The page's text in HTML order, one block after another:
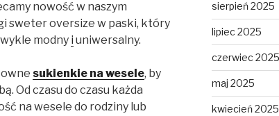
nowość w naszym
sweter oversize w paski, który
modny i uniwersalny.
sukienkie na wesele, by
Od czasu do czasu każda
na wesele do rodziny lub
sierpień 2025
lipiec 2025
czerwiec 2025
maj 2025
kwiecień 2025